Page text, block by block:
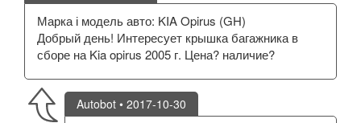
Марка і модель авто: KIA Opirus (GH)
Добрый день! Интересует крышка багажника в
сборе на Kia opirus 2005 г. Цена? наличие?
Autobot • 2017-10-30